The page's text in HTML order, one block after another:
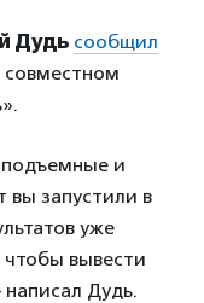
Дудь сообщил
совместном
и
вы запустили в
уже
чтобы вывести
Дудь.